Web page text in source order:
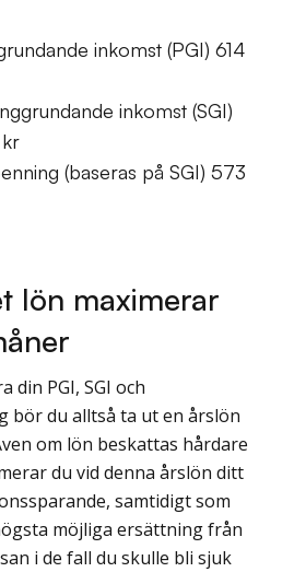
inkomst (PGI) 614
inkomst (SGI)
(baseras på SGI) 573
lön maximerar
din PGI, SGI och
bör du alltså ta ut en årslön
om lön beskattas hårdare
du vid denna årslön ditt
samtidigt som
möjliga ersättning från
i de fall du skulle bli sjuk